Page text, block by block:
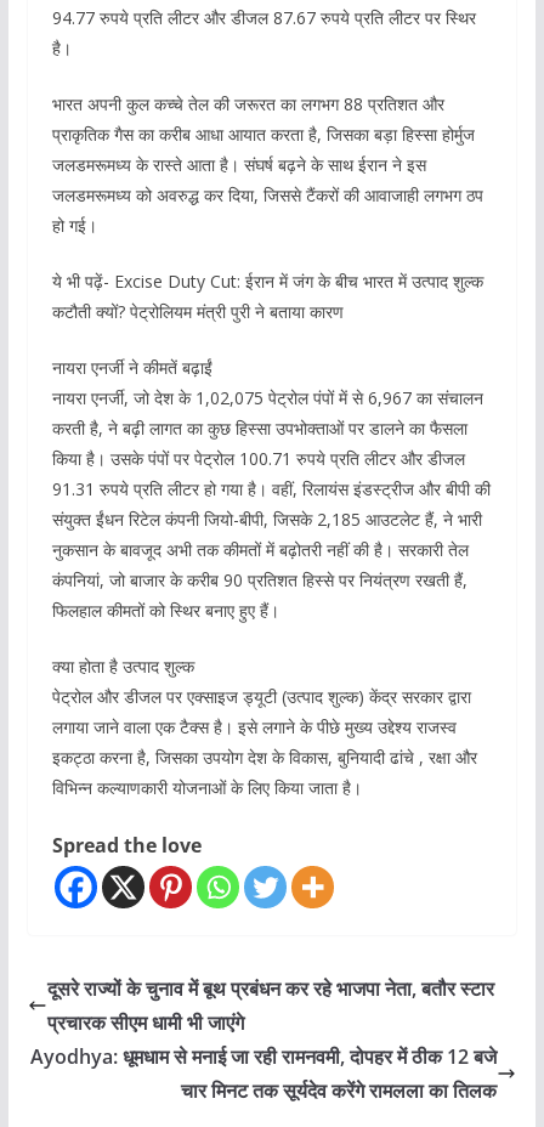
94.77 रुपये प्रति लीटर और डीजल 87.67 रुपये प्रति लीटर पर स्थिर
है।
भारत अपनी कुल कच्चे तेल की जरूरत का लगभग 88 प्रतिशत और
प्राकृतिक गैस का करीब आधा आयात करता है, जिसका बड़ा हिस्सा होर्मुज
जलडमरूमध्य के रास्ते आता है। संघर्ष बढ़ने के साथ ईरान ने इस
जलडमरूमध्य को अवरुद्ध कर दिया, जिससे टैंकरों की आवाजाही लगभग ठप
हो गई।
ये भी पढ़ें- Excise Duty Cut: ईरान में जंग के बीच भारत में उत्पाद शुल्क
कटौती क्यों? पेट्रोलियम मंत्री पुरी ने बताया कारण
नायरा एनर्जी ने कीमतें बढ़ाईं
नायरा एनर्जी, जो देश के 1,02,075 पेट्रोल पंपों में से 6,967 का संचालन
करती है, ने बढ़ी लागत का कुछ हिस्सा उपभोक्ताओं पर डालने का फैसला
किया है। उसके पंपों पर पेट्रोल 100.71 रुपये प्रति लीटर और डीजल
91.31 रुपये प्रति लीटर हो गया है। वहीं, रिलायंस इंडस्ट्रीज और बीपी की
संयुक्त ईंधन रिटेल कंपनी जियो-बीपी, जिसके 2,185 आउटलेट हैं, ने भारी
नुकसान के बावजूद अभी तक कीमतों में बढ़ोतरी नहीं की है। सरकारी तेल
कंपनियां, जो बाजार के करीब 90 प्रतिशत हिस्से पर नियंत्रण रखती हैं,
फिलहाल कीमतों को स्थिर बनाए हुए हैं।
क्या होता है उत्पाद शुल्क
पेट्रोल और डीजल पर एक्साइज ड्यूटी (उत्पाद शुल्क) केंद्र सरकार द्वारा
लगाया जाने वाला एक टैक्स है। इसे लगाने के पीछे मुख्य उद्देश्य राजस्व
इकट्ठा करना है, जिसका उपयोग देश के विकास, बुनियादी ढांचे , रक्षा और
विभिन्न कल्याणकारी योजनाओं के लिए किया जाता है।
Spread the love
दूसरे राज्यों के चुनाव में बूथ प्रबंधन कर रहे भाजपा नेता, बतौर स्टार
प्रचारक सीएम धामी भी जाएंगे
Ayodhya: धूमधाम से मनाई जा रही रामनवमी, दोपहर में ठीक 12 बजे
चार मिनट तक सूर्यदेव करेंगे रामलला का तिलक